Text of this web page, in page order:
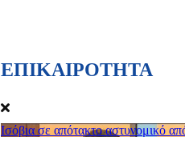
ΕΠΙΚΑΙΡΟΤΗΤΑ
Ισόβια σε απότακτο αστυνομικό